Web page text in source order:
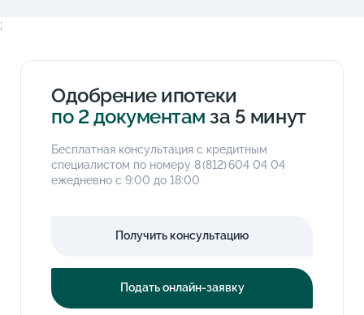
;
Одобрение ипотеки
по 2 документам за 5 минут
Бесплатная консультация с кредитным
специалистом по номеру8 (812) 604 04 04
ежедневно с 9:00 до 18:00
Получить консультацию
Подать онлайн-заявку